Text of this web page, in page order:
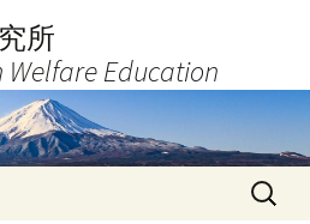
所
Welfare Education
検
索: